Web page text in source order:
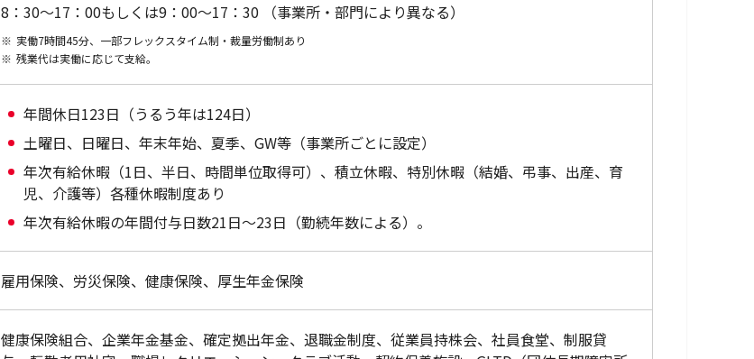
8：30～17：00もしくは9：00～17：30 （事業所・部門により異なる）
※ 実働7時間45分、一部フレックスタイム制・裁量労働制あり
※ 残業代は実働に応じて支給。
年間休日123日（うるう年は124日）
土曜日、日曜日、年末年始、夏季、GW等（事業所ごとに設定）
年次有給休暇（1日、半日、時間単位取得可）、積立休暇、特別休暇（結婚、弔事、出産、育
児、介護等）各種休暇制度あり
年次有給休暇の年間付与日数21日～23日（勤続年数による）。
雇用保険、労災保険、健康保険、厚生年金保険
健康保険組合、企業年金基金、確定拠出年金、退職金制度、従業員持株会、社員食堂、制服貸